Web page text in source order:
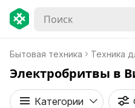
Бытовая техника Техника
Электробритвы в
Категории